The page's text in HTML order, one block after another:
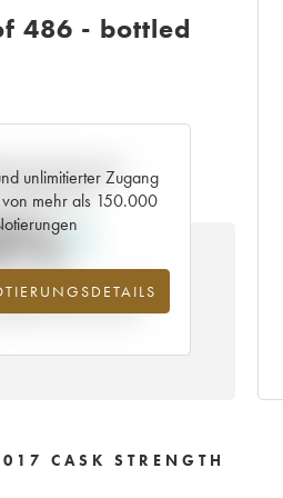
486 - bottled
unlimitierter Zugang
von mehr als 150.000
Entwicklung der
des Jahrgangs ---- im Jahr
zum Jahr 2025
CASK STRENGTH